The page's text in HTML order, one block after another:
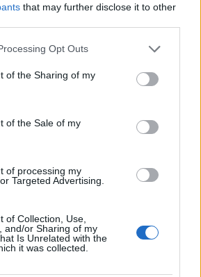
that may further disclose it to other
website/app uses one or more Google
or usage behaviour. You may click to
to Google and its third-party tags to
specified purposes in below Google
Opt Outs
of the Sharing of my
of the Sale of my
of processing my
Targeted Advertising.
of Collection, Use,
and/or Sharing of my
Is Unrelated with the
it was collected.
egyéni vagy közösségi
szépség iránti vágy,
válasz mindre a természet.
élvezni a zöldet, de még
tele van az erdő emberekkel, akik
a természethez és emberi
kapcsolódik egy nagyon
között arról értekezik,
az emberi test és psziché arra
abban az ökoszisztémában
a Föld ritmusa mindennap
kívül, de belül, a génjeinkben
lennünk és nagyon sokat
lennünk.